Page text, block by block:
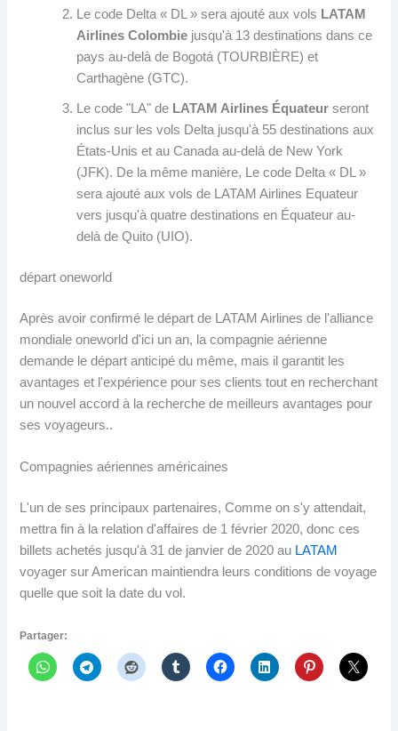
Le code Delta « DL » sera ajouté aux vols LATAM
Airlines Colombie jusqu'à 13 destinations dans ce
pays au-delà de Bogotá (TOURBIÈRE) et
Carthagène (GTC).
Le code "LA" de LATAM Airlines Équateur seront
inclus sur les vols Delta jusqu'à 55 destinations aux
États-Unis et au Canada au-delà de New York
(JFK). De la même manière, Le code Delta « DL »
sera ajouté aux vols de LATAM Airlines Equateur
vers jusqu'à quatre destinations en Équateur au-
delà de Quito (UIO).
départ oneworld
Après avoir confirmé le départ de LATAM Airlines de l'alliance
mondiale oneworld d'ici un an, la compagnie aérienne
demande le départ anticipé du même, mais il garantit les
avantages et l'expérience pour ses clients tout en recherchant
un nouvel accord à la recherche de meilleurs avantages pour
ses voyageurs..
Compagnies aériennes américaines
L'un de ses principaux partenaires, Comme on s'y attendait,
mettra fin à la relation d'affaires de 1 février 2020, donc ces
billets achetés jusqu'à 31 de janvier de 2020 au LATAM
voyager sur American maintiendra leurs conditions de voyage
quelle que soit la date du vol.
Partager: